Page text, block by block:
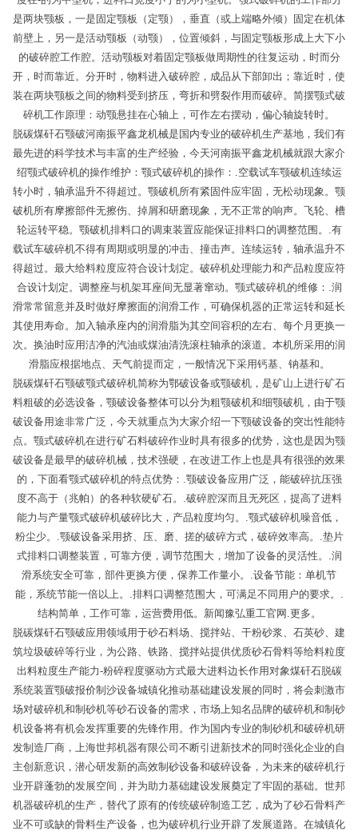
是两块颚板，一是固定颚板（定颚），垂直（或上端略外倾）固定在机体
前壁上，另一是活动颚板（动颚），位置倾斜，与固定颚板形成上大下小
的破碎腔工作腔。活动颚板对着固定颚板做周期性的往复运动，时而分
开，时而靠近。分开时，物料进入破碎腔，成品从下部卸出；靠近时，使
装在两块颚板之间的物料受到挤压，弯折和劈裂作用而破碎。简摆颚式破
碎机工作原理：动颚悬挂在心轴上，可作左右摆动，偏心轴旋转时。
脱碳煤矸石颚破河南振平鑫龙机械是国内专业的破碎机生产基地，我们有
最先进的科学技术与丰富的生产经验，今天河南振平鑫龙机械就跟大家介
绍颚式破碎机的操作维护：颚式破碎机的操作：.空载试车颚破机连续运
转小时，轴承温升不得超过。颚破机所有紧固件应牢固，无松动现象。颚
破机所有摩擦部件无擦伤、掉屑和研磨现象，无不正常的响声。飞轮、槽
轮运转平稳。颚破机排料口的调束装置应能保证排料口的调整范围。.有
载试车破碎机不得有周期或明显的冲击、撞击声。连续运转，轴承温升不
得超过。最大给料粒度应符合设计划定。破碎机处理能力和产品粒度应符
合设计划定。调整座与机架耳座间无显著窜动。颚式破碎机的维修：.润
滑常常留意并及时做好摩擦面的润滑工作，可确保机器的正常运转和延长
其使用寿命。加入轴承座内的润滑脂为其空间容积的左右、每个月更换一
次。换油时应用洁净的汽油或煤油清洗滚柱轴承的滚道。本机所采用的润
滑脂应根据地点、天气前提而定，一般情况下采用钙基、钠基和。
脱碳煤矸石颚破颚式破碎机简称为鄂破设备或颚破机，是矿山上进行矿石
料粗破的必选设备，颚破设备整体可以分为粗颚破机和细颚破机，由于颚
破设备用途非常广泛，今天就重点为大家介绍一下颚破设备的突出性能特
点。颚式破碎机在进行矿石料破碎作业时具有很多的优势，这也是因为颚
破设备是最早的破碎机械，技术强硬，在改进工作上也是具有很强的效果
的，下面看颚式破碎机的特点优势：.颚破设备应用广泛，能破碎抗压强
度不高于（兆帕）的各种软硬矿石。.破碎腔深而且无死区，提高了进料
能力与产量颚式破碎机破碎比大，产品粒度均匀。.颚式破碎机噪音低，
粉尘少。.颚破设备采用挤、压、磨、搓的破碎方式，破碎效率高。.垫片
式排料口调整装置，可靠方便，调节范围大，增加了设备的灵活性。.润
滑系统安全可靠，部件更换方便，保养工作量小。.设备节能：单机节
能，系统节能一倍以上。.排料口调整范围大，可满足不同用户的要求。.
结构简单，工作可靠，运营费用低。新闻豫弘重工官网.更多。
脱碳煤矸石颚破应用领域用于砂石料场、搅拌站、干粉砂浆、石英砂、建
筑垃圾破碎等行业，为公路、铁路、搅拌站提供优质砂石骨料等给料粒度
出料粒度生产能力-粉碎程度驱动方式最大进料边长作用对象煤矸石脱碳
系统装置颚破报价制沙设备城镇化推动基础建设发展的同时，将会刺激市
场对破碎机和制砂机等砂石设备的需求，市场上知名品牌的破碎机和制砂
机设备将有机会发挥重要的先锋作用。作为国内专业的制砂机和破碎机研
发制造厂商，上海世邦机器有限公司不断引进新技术的同时强化企业的自
主创新意识，潜心研发新的高效制砂设备和破碎设备，为未来的破碎机行
业开辟蓬勃的发展空间，并为助力基础建设发展奠定了牢固的基础。世邦
机器破碎机的生产，替代了原有的传统破碎制造工艺，成为了砂石骨料产
业不可或缺的骨料生产设备，也为破碎机行业开辟了发展道路。在城镇化